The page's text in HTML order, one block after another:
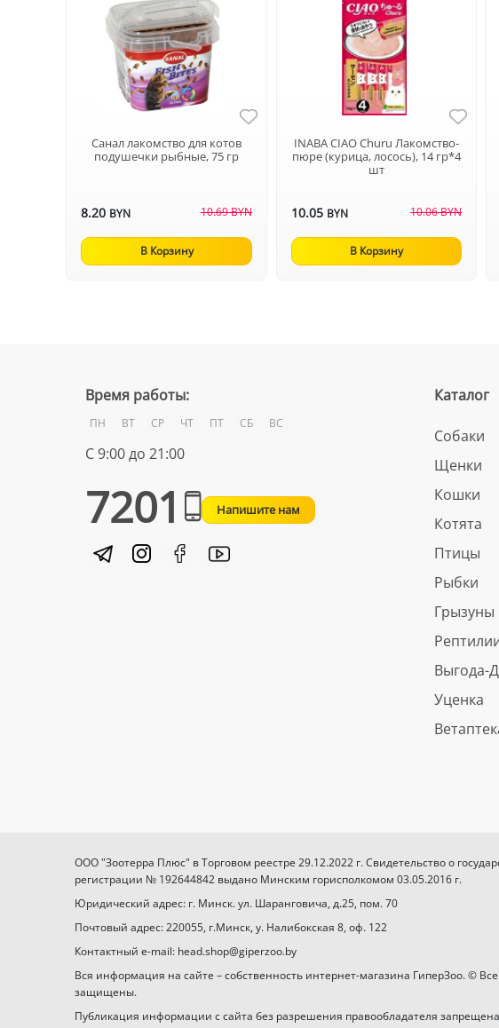
Санал лакомство для котов
подушечки рыбные, 75 гр
8.20 BYN 10.69 BYN
В Корзину
INABA CIAO Churu Лакомство-
пюре (курица, лосось), 14 гр*4
шт
10.05 BYN 10.06 BYN
В Корзину
Время работы:
ПН ВТ СР ЧТ ПТ СБ ВС
С 9:00 до 21:00
7201 Напишите нам
Каталог
Собаки
Щенки
Кошки
Котята
Птицы
Рыбки
Грызуны
Выгода-
Уценка
ООО "Зоотерра Плюс" в Торговом реестре 29.12.2022 г. Свидетельство о
регистрации № 192644842 выдано Минским горисполкомом 03.05.2016 г.
Юридический адрес: г. Минск. ул. Шаранговича, д.25, пом. 70
Почтовый адрес: 220055, г.Минск, у. Налибокская 8, оф. 122
Контактный e-mail: head.shop@giperzoo.by
Вся информация на сайте – собственность интернет-магазина ГиперЗоо. ©
защищены.
Публикация информации с сайта без разрешения правообладателя